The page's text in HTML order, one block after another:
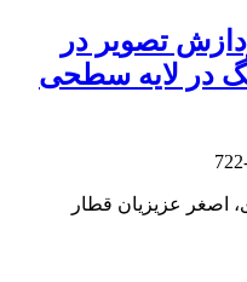
تصویر در
در لایه سطحی
اصغر عزیزیان قطار